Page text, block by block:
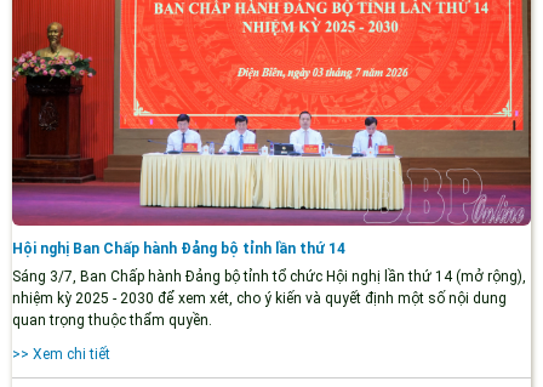
Hội nghị Ban Chấp hành Đảng bộ tỉnh lần thứ 14
Sáng 3/7, Ban Chấp hành Đảng bộ tỉnh tổ chức Hội nghị lần thứ 14 (mở rộng),
nhiệm kỳ 2025 - 2030 để xem xét, cho ý kiến và quyết định một số nội dung
quan trọng thuộc thẩm quyền.
>> Xem chi tiết